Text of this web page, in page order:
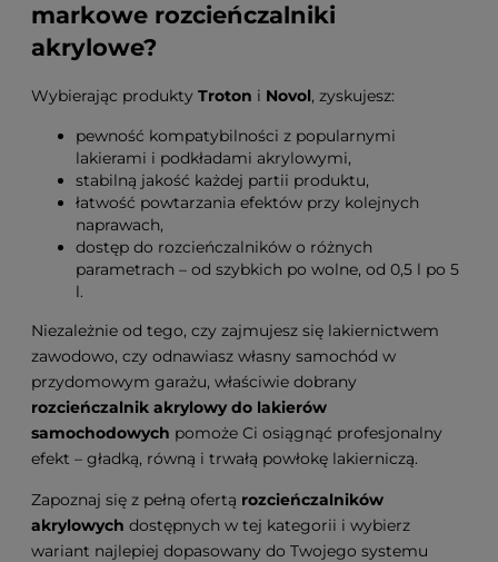
markowe rozcieńczalniki
akrylowe?
Wybierając produkty Troton i Novol, zyskujesz:
pewność kompatybilności z popularnymi
lakierami i podkładami akrylowymi,
stabilną jakość każdej partii produktu,
łatwość powtarzania efektów przy kolejnych
naprawach,
dostęp do rozcieńczalników o różnych
parametrach – od szybkich po wolne, od 0,5 l po 5
l.
Niezależnie od tego, czy zajmujesz się lakiernictwem
zawodowo, czy odnawiasz własny samochód w
przydomowym garażu, właściwie dobrany
rozcieńczalnik akrylowy do lakierów
samochodowych pomoże Ci osiągnąć profesjonalny
efekt – gładką, równą i trwałą powłokę lakierniczą.
Zapoznaj się z pełną ofertą rozcieńczalników
akrylowych dostępnych w tej kategorii i wybierz
wariant najlepiej dopasowany do Twojego systemu